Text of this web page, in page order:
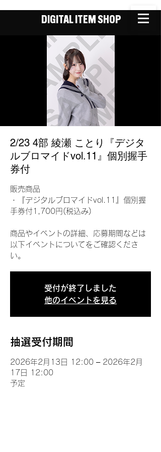
DIGITAL ITEM SHOP
2/23 4部 綾瀬 ことり『デジタ
ルブロマイドvol.11』個別握手
券付
販売商品
・『デジタルブロマイドvol.11』個別握
手券付1,700円(税込み)
商品やイベントの詳細、応募期間などは
以下イベントについてをご確認くださ
い。
受付が終了しました
他のイベントを見る
抽選受付期間
2026年2月13日 12:00 – 2026年2月
17日 12:00
予定